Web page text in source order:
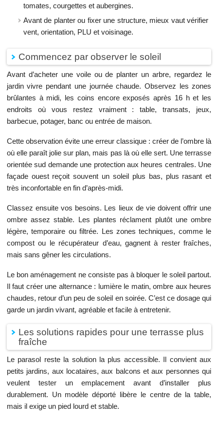
tomates, courgettes et aubergines.
Avant de planter ou fixer une structure, mieux vaut vérifier
vent, orientation, PLU et voisinage.
Commencez par observer le soleil
Avant d’acheter une voile ou de planter un arbre, regardez le
jardin vivre pendant une journée chaude. Observez les zones
brûlantes à midi, les coins encore exposés après 16 h et les
endroits où vous restez vraiment : table, transats, jeux,
barbecue, potager, banc ou entrée de maison.
Cette observation évite une erreur classique : créer de l’ombre là
où elle paraît jolie sur plan, mais pas là où elle sert. Une terrasse
orientée sud demande une protection aux heures centrales. Une
façade ouest reçoit souvent un soleil plus bas, plus rasant et
très inconfortable en fin d’après-midi.
Classez ensuite vos besoins. Les lieux de vie doivent offrir une
ombre assez stable. Les plantes réclament plutôt une ombre
légère, temporaire ou filtrée. Les zones techniques, comme le
compost ou le récupérateur d’eau, gagnent à rester fraîches,
mais sans gêner les circulations.
Le bon aménagement ne consiste pas à bloquer le soleil partout.
Il faut créer une alternance : lumière le matin, ombre aux heures
chaudes, retour d’un peu de soleil en soirée. C’est ce dosage qui
garde un jardin vivant, agréable et facile à entretenir.
Les solutions rapides pour une terrasse plus
fraîche
Le parasol reste la solution la plus accessible. Il convient aux
petits jardins, aux locataires, aux balcons et aux personnes qui
veulent tester un emplacement avant d’installer plus
durablement. Un modèle déporté libère le centre de la table,
mais il exige un pied lourd et stable.